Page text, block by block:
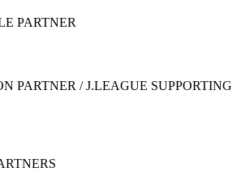
PARTNER
PARTNER / J.LEAGUE SUPPORTING